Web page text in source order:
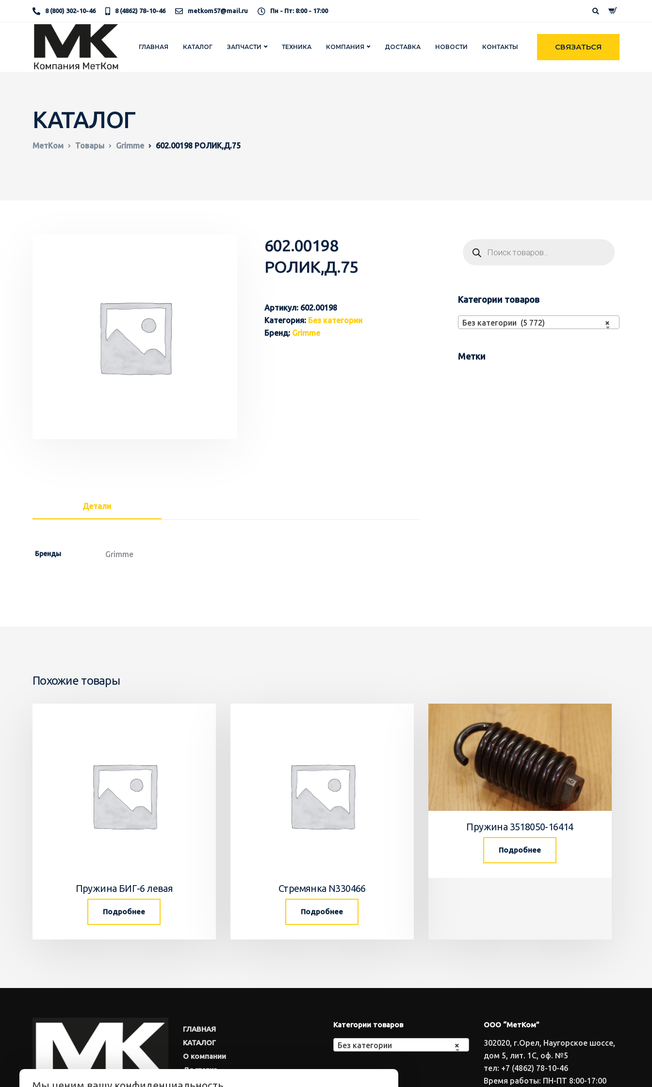
8 (800) 302-10-46 8 (4862) 78-10-46 metkom57@mail.ru Пн - Пт: 8:00 - 17:00
ГЛАВНАЯ КАТАЛОГ ЗАПЧАСТИ ТЕХНИКА КОМПАНИЯ ДОСТАВКА НОВОСТИ КОНТАКТЫ СВЯЗАТЬСЯ
КАТАЛОГ
МетКом Товары Grimme 602.00198 РОЛИК,Д.75
602.00198
РОЛИК,Д.75
Артикул: 602.00198
Категория: Без категории
Бренд: Grimme
Детали
Бренды Grimme
Категории товаров
×
Без категории (5 772)
Метки
Похожие товары
Пружина БИГ-6 левая
Подробнее
Стремянка N330466
Подробнее
Пружина 3518050-16414
Подробнее
ГЛАВНАЯ
КАТАЛОГ
О компании
Доставка
Новости
Категории товаров
×
Без категории
ООО “МетКом”
302020, г.Орел, Наугорское шоссе,
дом 5, лит. 1С, оф. №5
тел: +7 (4862) 78-10-46
Время работы: ПН-ПТ 8:00-17:00